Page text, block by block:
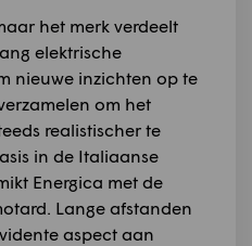
het merk verdeelt
elektrische
nieuwe inzichten op te
om het
realistischer te
in de Italiaanse
Energica met de
Lange afstanden
aspect aan